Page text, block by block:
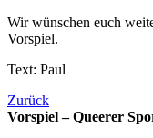
Wir wünschen euch
Vorspiel.
Text: Paul
Zurück
Vorspiel – Queerer